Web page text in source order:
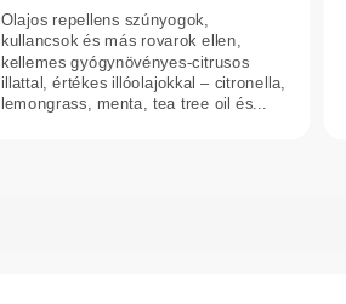
Olajos repellens szúnyogok,
kullancsok és más rovarok ellen,
kellemes gyógynövényes-citrusos
illattal, értékes illóolajokkal – citronella,
lemongrass, menta, tea tree oil és...